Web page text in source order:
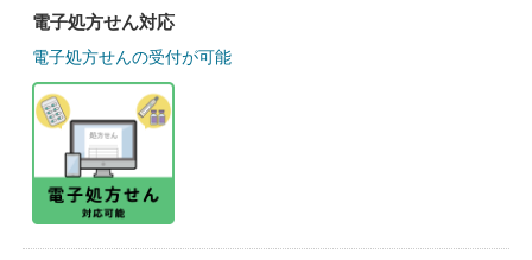
電子処方せん対応
電子処方せんの受付が可能